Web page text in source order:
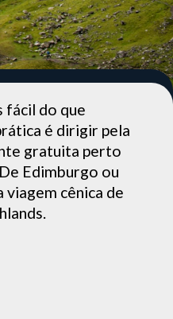
do que
é dirigir pela
gratuita perto
ou
cênica de